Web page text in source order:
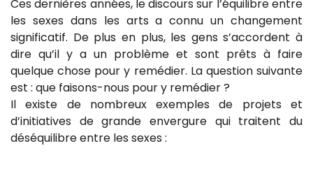
Ces dernières années, le discours sur l’équilibre entre
les sexes dans les arts a connu un changement
significatif. De plus en plus, les gens s’accordent à
dire qu’il y a un problème et sont prêts à faire
quelque chose pour y remédier. La question suivante
est : que faisons-nous pour y remédier ?
Il existe de nombreux exemples de projets et
d’initiatives de grande envergure qui traitent du
déséquilibre entre les sexes :